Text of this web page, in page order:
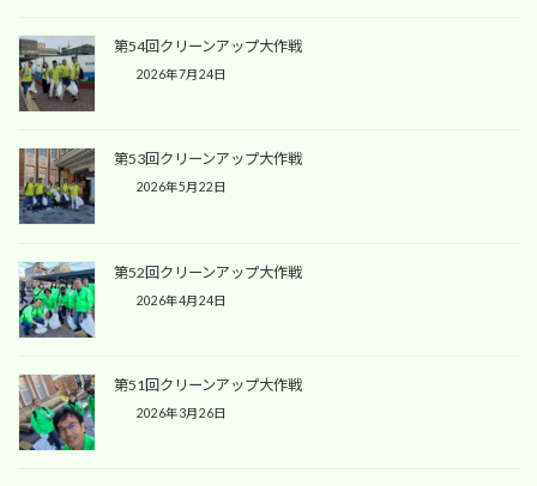
第54回クリーンアップ大作戦
2026年7月24日
第53回クリーンアップ大作戦
2026年5月22日
第52回クリーンアップ大作戦
2026年4月24日
第51回クリーンアップ大作戦
2026年3月26日